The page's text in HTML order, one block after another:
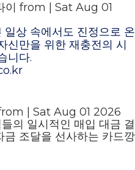
이 from
Sat Aug 01
상 속에서도 진정으로 온
신만을 위한 재충전의 시
니다.
Sat Aug 01 2026
의 일시적인 매입 대금 결
조달을 선사하는 카드깡